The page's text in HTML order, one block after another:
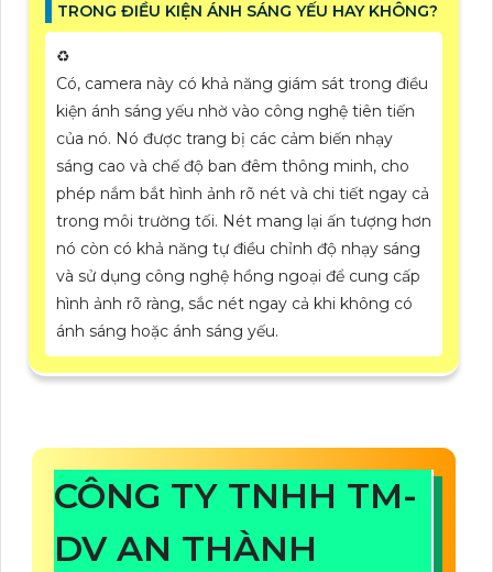
TRONG ĐIỀU KIỆN ÁNH SÁNG YẾU HAY KHÔNG?
♻️
Có, camera này có khả năng giám sát trong điều
kiện ánh sáng yếu nhờ vào công nghệ tiên tiến
của nó. Nó được trang bị các cảm biến nhạy
sáng cao và chế độ ban đêm thông minh, cho
phép nắm bắt hình ảnh rõ nét và chi tiết ngay cả
trong môi trường tối. Nét mang lại ấn tượng hơn
nó còn có khả năng tự điều chỉnh độ nhạy sáng
và sử dụng công nghệ hồng ngoại để cung cấp
hình ảnh rõ ràng, sắc nét ngay cả khi không có
ánh sáng hoặc ánh sáng yếu.
CÔNG TY TNHH TM-
DV AN THÀNH